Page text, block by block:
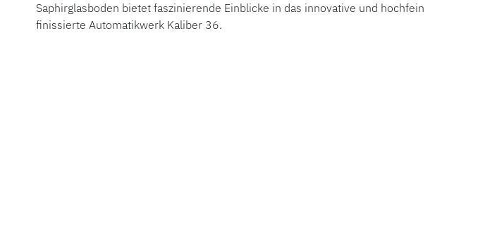
Saphirglasboden bietet faszinierende Einblicke in das innovative und hochfein
finissierte Automatikwerk Kaliber 36.